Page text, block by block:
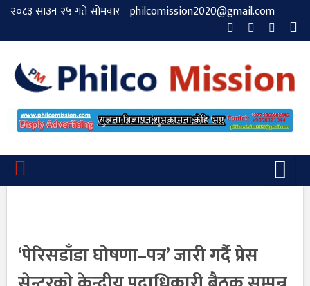
२०८३ साउन २५ गते सोमवार philcomission2020@gmail.com
‘पेरिसडाँडा घोषणा–पत्र’ जारी गर्दै प्रेस